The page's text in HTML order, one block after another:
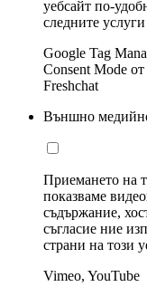
уебсайт по-
следните
Google Tag
Consent Mode
Freshchat
Външно
Приемането на
показваме
съдържание,
съгласие ние
страни на този
Vimeo, YouTube